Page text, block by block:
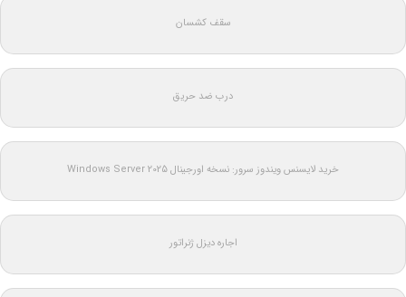
سقف کشسان
درب ضد حریق
خرید لایسنس ویندوز سرور: نسخه اورجینال Windows Server 2025
اجاره دیزل ژنراتور